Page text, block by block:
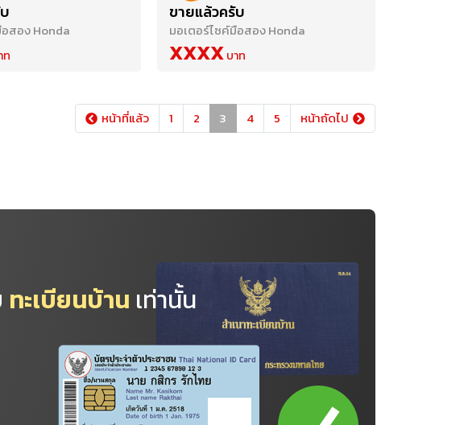
สอง Honda
ขายแล้วครับ
มอเตอร์ไซค์มือสอง Honda
XXXX
หน้าที่แล้ว 1 2 3 4 5 หน้าถัดไป
ทะเบียนบ้าน เท่านั้น